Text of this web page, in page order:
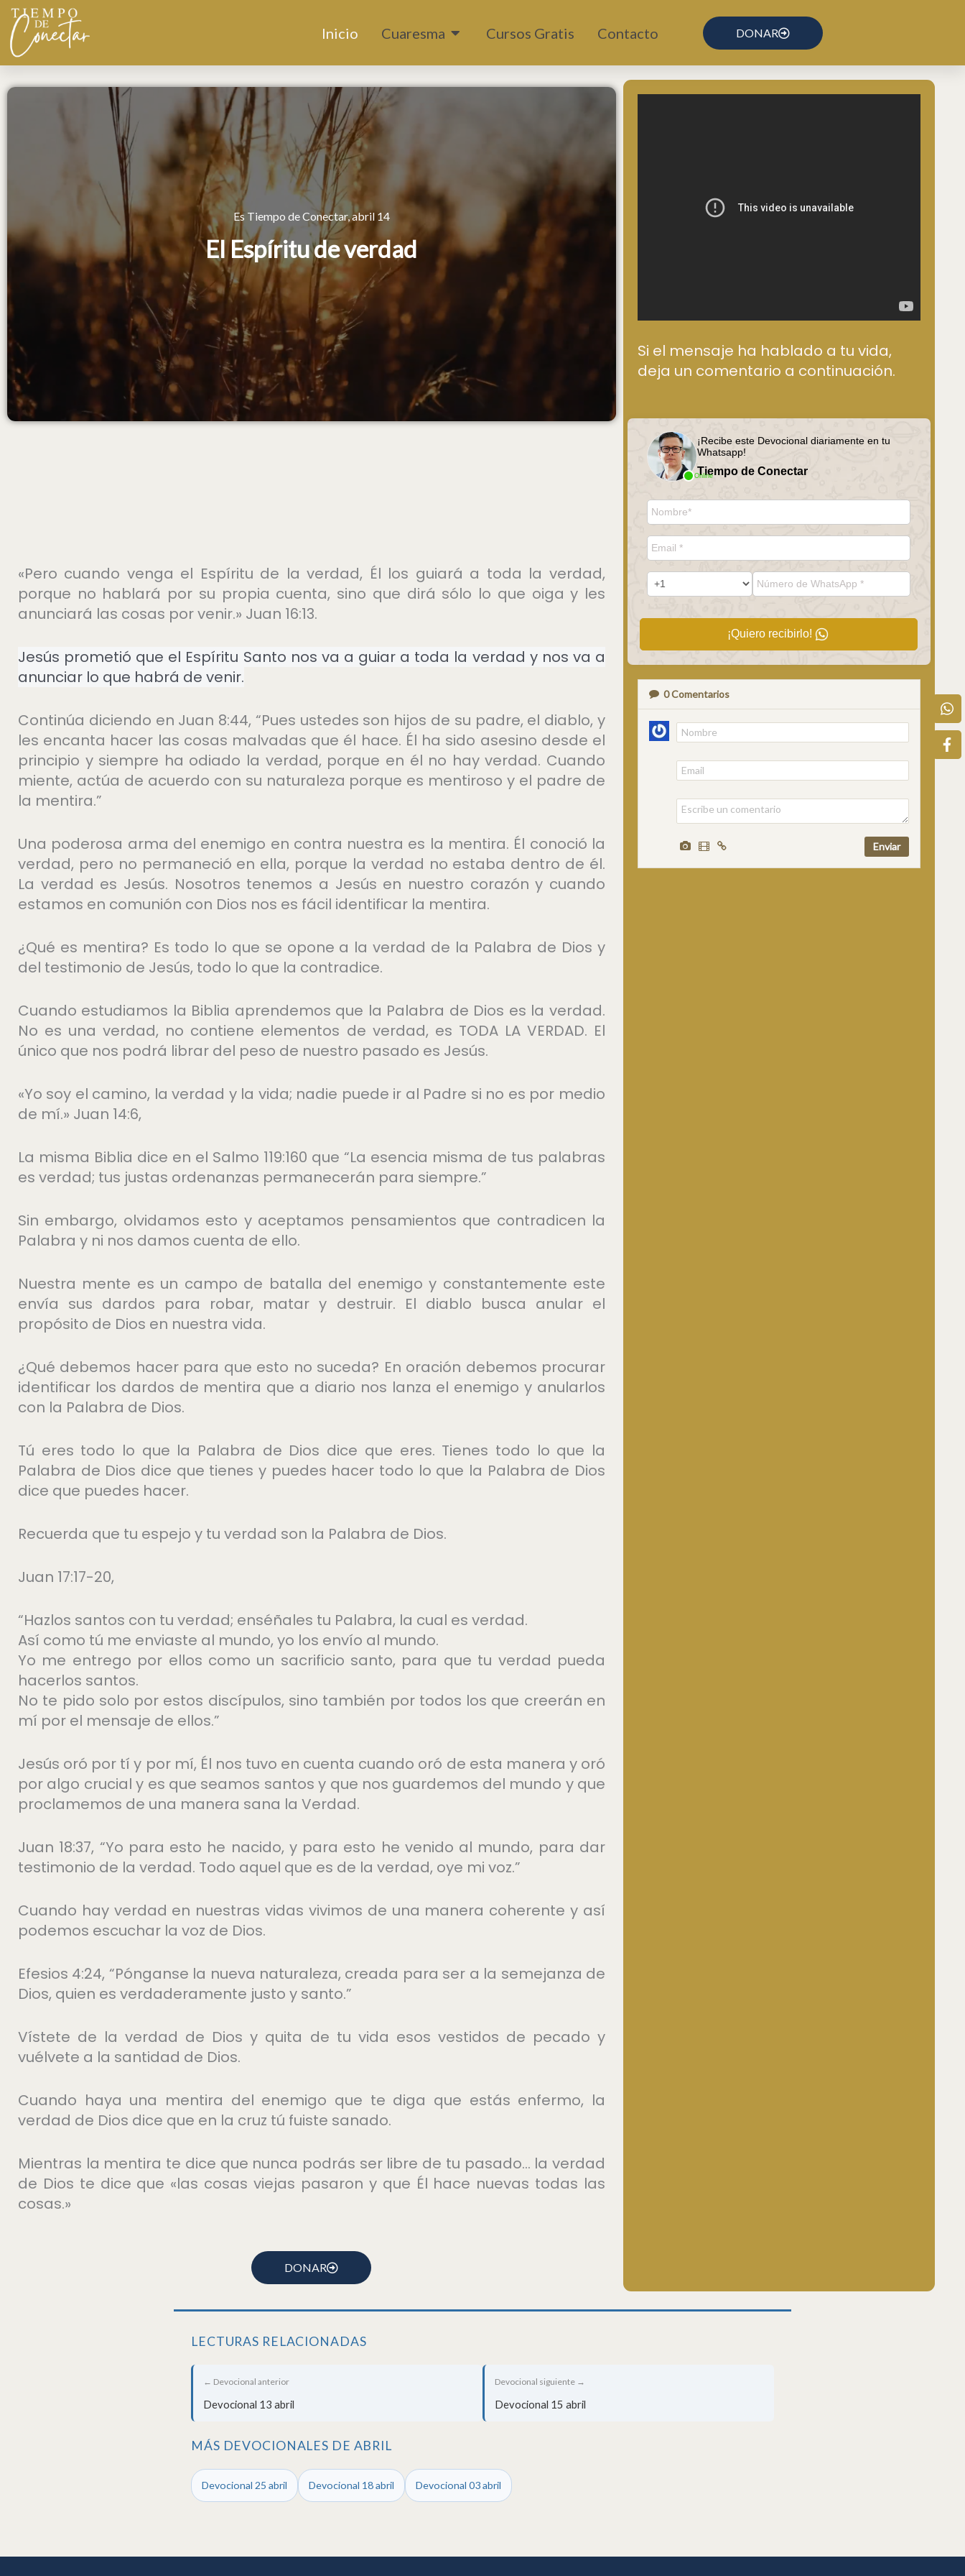
contenido
Inicio Cuaresma Abrir CuaresmaCursos Gratis Contacto DONAR
Es Tiempo de Conectar, abril 14
El Espíritu de verdad
«Pero cuando venga el Espíritu de la verdad, Él los guiará a toda la verdad,
porque no hablará por su propia cuenta, sino que dirá sólo lo que oiga y les
anunciará las cosas por venir.» Juan 16:13.
Jesús prometió que el Espíritu Santo nos va a guiar a toda la verdad y nos va a
anunciar lo que habrá de venir.
Continúa diciendo en Juan 8:44, “Pues ustedes son hijos de su padre, el diablo, y
les encanta hacer las cosas malvadas que él hace. Él ha sido asesino desde el
principio y siempre ha odiado la verdad, porque en él no hay verdad. Cuando
miente, actúa de acuerdo con su naturaleza porque es mentiroso y el padre de
la mentira.”
Una poderosa arma del enemigo en contra nuestra es la mentira. Él conoció la
verdad, pero no permaneció en ella, porque la verdad no estaba dentro de él.
La verdad es Jesús. Nosotros tenemos a Jesús en nuestro corazón y cuando
estamos en comunión con Dios nos es fácil identificar la mentira.
¿Qué es mentira? Es todo lo que se opone a la verdad de la Palabra de Dios y
del testimonio de Jesús, todo lo que la contradice.
Cuando estudiamos la Biblia aprendemos que la Palabra de Dios es la verdad.
No es una verdad, no contiene elementos de verdad, es TODA LA VERDAD. El
único que nos podrá librar del peso de nuestro pasado es Jesús.
«Yo soy el camino, la verdad y la vida; nadie puede ir al Padre si no es por medio
de mí.» Juan 14:6,
La misma Biblia dice en el Salmo 119:160 que “La esencia misma de tus palabras
es verdad; tus justas ordenanzas permanecerán para siempre.”
Sin embargo, olvidamos esto y aceptamos pensamientos que contradicen la
Palabra y ni nos damos cuenta de ello.
Nuestra mente es un campo de batalla del enemigo y constantemente este
envía sus dardos para robar, matar y destruir. El diablo busca anular el
propósito de Dios en nuestra vida.
¿Qué debemos hacer para que esto no suceda? En oración debemos procurar
identificar los dardos de mentira que a diario nos lanza el enemigo y anularlos
con la Palabra de Dios.
Tú eres todo lo que la Palabra de Dios dice que eres. Tienes todo lo que la
Palabra de Dios dice que tienes y puedes hacer todo lo que la Palabra de Dios
dice que puedes hacer.
Recuerda que tu espejo y tu verdad son la Palabra de Dios.
Juan 17:17-20,
“Hazlos santos con tu verdad; enséñales tu Palabra, la cual es verdad.
Así como tú me enviaste al mundo, yo los envío al mundo.
Yo me entrego por ellos como un sacrificio santo, para que tu verdad pueda
hacerlos santos.
No te pido solo por estos discípulos, sino también por todos los que creerán en
mí por el mensaje de ellos.”
Jesús oró por tí y por mí, Él nos tuvo en cuenta cuando oró de esta manera y oró
por algo crucial y es que seamos santos y que nos guardemos del mundo y que
proclamemos de una manera sana la Verdad.
Juan 18:37, “Yo para esto he nacido, y para esto he venido al mundo, para dar
testimonio de la verdad. Todo aquel que es de la verdad, oye mi voz.”
Cuando hay verdad en nuestras vidas vivimos de una manera coherente y así
podemos escuchar la voz de Dios.
Efesios 4:24, “Pónganse la nueva naturaleza, creada para ser a la semejanza de
Dios, quien es verdaderamente justo y santo.”
Vístete de la verdad de Dios y quita de tu vida esos vestidos de pecado y
vuélvete a la santidad de Dios.
Cuando haya una mentira del enemigo que te diga que estás enfermo, la
verdad de Dios dice que en la cruz tú fuiste sanado.
Mientras la mentira te dice que nunca podrás ser libre de tu pasado… la verdad
de Dios te dice que «las cosas viejas pasaron y que Él hace nuevas todas las
cosas.»
DONAR
Si el mensaje ha hablado a tu vida,
deja un comentario a continuación.
Online
¡Recibe este Devocional diariamente en tu
Whatsapp!
Tiempo de Conectar
¡Quiero recibirlo!
0Comentarios
LECTURAS RELACIONADAS
← Devocional anterior
Devocional 13 abril
Devocional siguiente →
Devocional 15 abril
MÁS DEVOCIONALES DE ABRIL
Devocional 25 abril Devocional 18 abril Devocional 03 abril